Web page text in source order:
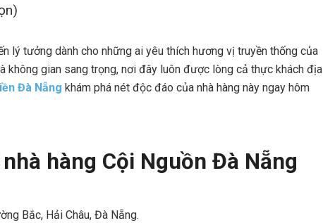
lý tưởng dành cho những ai yêu thích hương vị truyền thống của
không gian sang trọng, nơi đây luôn được lòng cả thực khách địa
Đà Nẵng khám phá nét độc đáo của nhà hàng này ngay hôm
hàng Cội Nguồn Đà Nẵng
Bắc, Hải Châu, Đà Nẵng.